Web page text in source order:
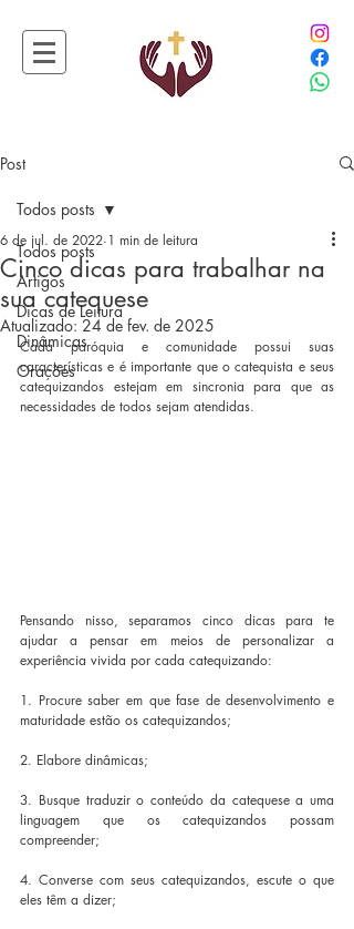
Post
Todos posts
Artigos
Dicas de Leitura
Dinâmicas
Orações
Todos posts
Cinco dicas para trabalhar na
sua catequese
6 de jul. de 2022 1 min de leitura
Atualizado: 24 de fev. de 2025
Cada paróquia e comunidade possui suas
características e é importante que o catequista e seus
catequizandos estejam em sincronia para que as
necessidades de todos sejam atendidas.
Pensando nisso, separamos cinco dicas para te
ajudar a pensar em meios de personalizar a
experiência vivida por cada catequizando:
1. Procure saber em que fase de desenvolvimento e
maturidade estão os catequizandos;
2. Elabore dinâmicas;
3. Busque traduzir o conteúdo da catequese a uma
linguagem que os catequizandos possam
compreender;
4. Converse com seus catequizandos, escute o que
eles têm a dizer;